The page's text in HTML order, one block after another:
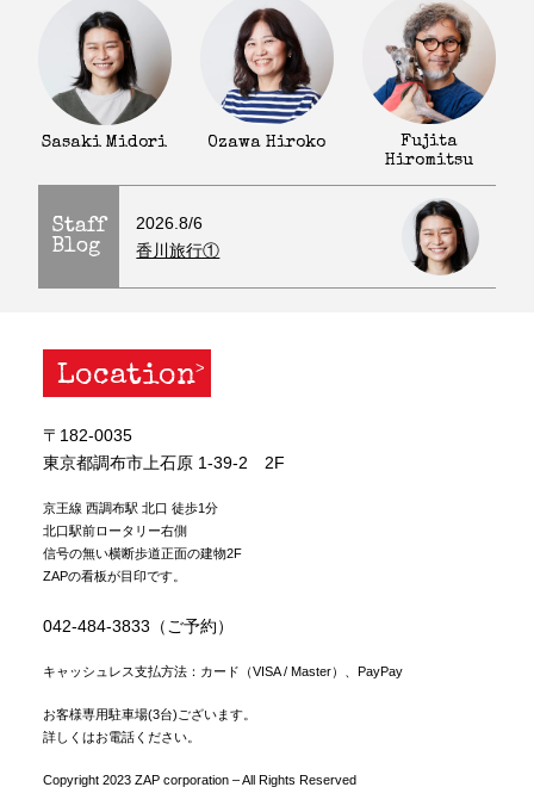
Sasaki Midori Ozawa Hiroko
Fujita
Hiromitsu
Staff
Blog
2026.8/6
香川旅行①
Location
〒182-0035
東京都調布市上石原 1-39-2 2F
京王線 西調布駅 北口 徒歩1分
北口駅前ロータリー右側
信号の無い横断歩道正面の建物2F
ZAPの看板が目印です。
042-484-3833（ご予約）
キャッシュレス支払方法：カード（VISA / Master）、PayPay
お客様専用駐車場(3台)ございます。
詳しくはお電話ください。
Copyright 2023 ZAP corporation – All Rights Reserved